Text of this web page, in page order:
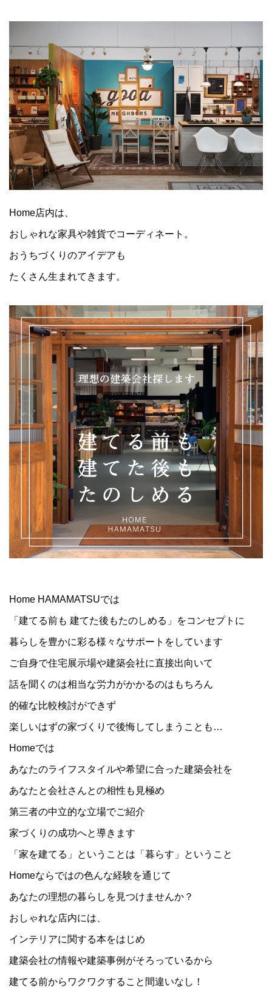
Home店内は、
おしゃれな家具や雑貨でコーディネート。
おうちづくりのアイデアも
たくさん生まれてきます。
Home HAMAMATSUでは
「建てる前も 建てた後もたのしめる」をコンセプトに
暮らしを豊かに彩る様々なサポートをしています
ご自身で住宅展示場や建築会社に直接出向いて
話を聞くのは相当な労力がかかるのはもちろん
的確な比較検討ができず
楽しいはずの家づくりで後悔してしまうことも…
Homeでは
あなたのライフスタイルや希望に合った建築会社を
あなたと会社さんとの相性も見極め
第三者の中立的な立場でご紹介
家づくりの成功へと導きます
「家を建てる」ということは「暮らす」ということ
Homeならではの色んな経験を通じて
あなたの理想の暮らしを見つけませんか？
おしゃれな店内には、
インテリアに関する本をはじめ
建築会社の情報や建築事例がそろっているから
建てる前からワクワクすること間違いなし！